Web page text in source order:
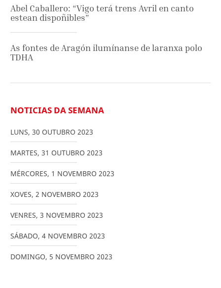
Abel Caballero: “Vigo terá trens Avril en canto
estean dispoñibles”
As fontes de Aragón ilumínanse de laranxa polo
TDHA
NOTICIAS DA SEMANA
LUNS, 30 OUTUBRO 2023
MARTES, 31 OUTUBRO 2023
MÉRCORES, 1 NOVEMBRO 2023
XOVES, 2 NOVEMBRO 2023
VENRES, 3 NOVEMBRO 2023
SÁBADO, 4 NOVEMBRO 2023
DOMINGO, 5 NOVEMBRO 2023